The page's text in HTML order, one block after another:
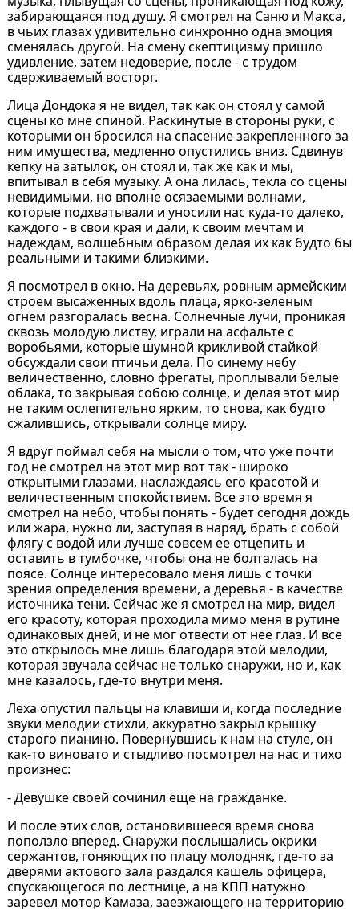
забирающаяся под душу. Я смотрел на Саню и Макса,
в чьих глазах удивительно синхронно одна эмоция
сменялась другой. На смену скептицизму пришло
удивление, затем недоверие, после - с трудом
сдерживаемый восторг.
Лица Дондока я не видел, так как он стоял у самой
сцены ко мне спиной. Раскинутые в стороны руки, с
которыми он бросился на спасение закрепленного за
ним имущества, медленно опустились вниз. Сдвинув
кепку на затылок, он стоял и, так же как и мы,
впитывал в себя музыку. А она лилась, текла со сцены
невидимыми, но вполне осязаемыми волнами,
которые подхватывали и уносили нас куда-то далеко,
каждого - в свои края и дали, к своим мечтам и
надеждам, волшебным образом делая их как будто бы
реальными и такими близкими.
Я посмотрел в окно. На деревьях, ровным армейским
строем высаженных вдоль плаца, ярко-зеленым
огнем разгоралась весна. Солнечные лучи, проникая
сквозь молодую листву, играли на асфальте с
воробьями, которые шумной крикливой стайкой
обсуждали свои птичьи дела. По синему небу
величественно, словно фрегаты, проплывали белые
облака, то закрывая собою солнце, и делая этот мир
не таким ослепительно ярким, то снова, как будто
сжалившись, открывали солнце миру.
Я вдруг поймал себя на мысли о том, что уже почти
год не смотрел на этот мир вот так - широко
открытыми глазами, наслаждаясь его красотой и
величественным спокойствием. Все это время я
смотрел на небо, чтобы понять - будет сегодня дождь
или жара, нужно ли, заступая в наряд, брать с собой
флягу с водой или лучше совсем ее отцепить и
оставить в тумбочке, чтобы она не болталась на
поясе. Солнце интересовало меня лишь с точки
зрения определения времени, а деревья - в качестве
источника тени. Сейчас же я смотрел на мир, видел
его красоту, которая проходила мимо меня в рутине
одинаковых дней, и не мог отвести от нее глаз. И все
это открылось мне лишь благодаря этой мелодии,
которая звучала сейчас не только снаружи, но и, как
мне казалось, где-то внутри меня.
Леха опустил пальцы на клавиши и, когда последние
звуки мелодии стихли, аккуратно закрыл крышку
старого пианино. Повернувшись к нам на стуле, он
как-то виновато и стыдливо посмотрел на нас и тихо
произнес:
- Девушке своей сочинил еще на гражданке.
И после этих слов, остановившееся время снова
поползло вперед. Снаружи послышались окрики
сержантов, гоняющих по плацу молодняк, где-то за
дверями актового зала раздался кашель офицера,
спускающегося по лестнице, а на КПП натужно
заревел мотор Камаза, заезжающего на территорию